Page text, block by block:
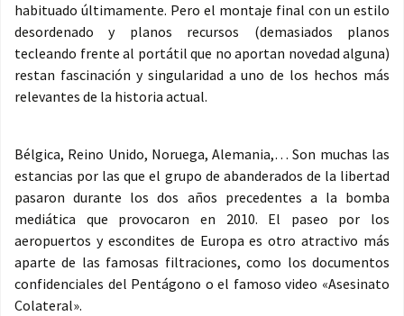
habituado últimamente. Pero el montaje final con un estilo
desordenado y planos recursos (demasiados planos
tecleando frente al portátil que no aportan novedad alguna)
restan fascinación y singularidad a uno de los hechos más
relevantes de la historia actual.
Bélgica, Reino Unido, Noruega, Alemania,… Son muchas las
estancias por las que el grupo de abanderados de la libertad
pasaron durante los dos años precedentes a la bomba
mediática que provocaron en 2010. El paseo por los
aeropuertos y escondites de Europa es otro atractivo más
aparte de las famosas filtraciones, como los documentos
confidenciales del Pentágono o el famoso video «Asesinato
Colateral».